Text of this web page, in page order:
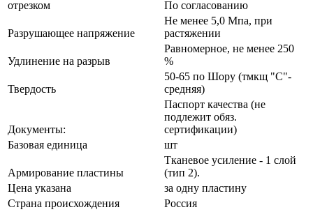
отрезком По согласованию
Разрушающее напряжение
Не менее 5,0 Мпа, при
растяжении
Удлинение на разрыв
Равномерное, не менее 250
%
Твердость
50-65 по Шору (тмкщ "С"-
средняя)
Документы:
Паспорт качества (не
подлежит обяз.
сертификации)
Базовая единица
шт
Армирование пластины
Тканевое усиление - 1 слой
(тип 2).
Цена указана
за одну пластину
Страна происхождения
Россия